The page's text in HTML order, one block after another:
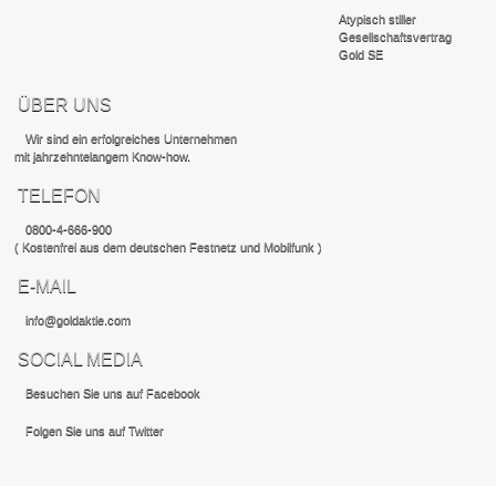
Atypisch stiller
Gesellschaftsvertrag
Gold SE
ÜBER UNS
Wir sind ein erfolgreiches Unternehmen
mit jahrzehntelangem Know-how.
TELEFON
0800-4-666-900
( Kostenfrei aus dem deutschen Festnetz und Mobilfunk )
E-MAIL
info@goldaktie.com
SOCIAL MEDIA
Besuchen Sie uns auf Facebook
Folgen Sie uns auf Twitter